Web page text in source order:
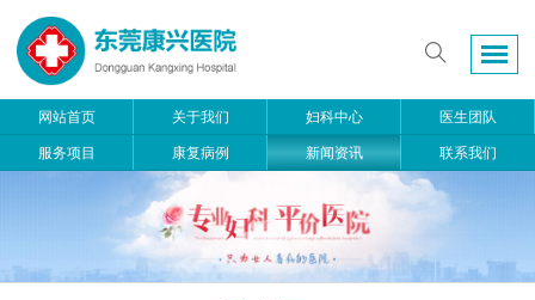
网站首页 关于我们 妇科中心 医生团队
服务项目 康复病例 新闻资讯 联系我们